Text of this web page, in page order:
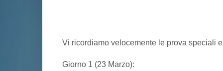
Vi ricordiamo velocemente le prova speciali
Giorno 1 (23 Marzo):